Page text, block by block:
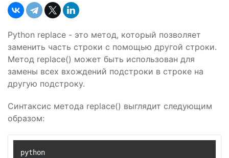
Python replace - это метод, который позволяет
заменить часть строки с помощью другой строки.
Метод replace() может быть использован для
замены всех вхождений подстроки в строке на
другую подстроку.
Синтаксис метода replace() выглядит следующим
образом: